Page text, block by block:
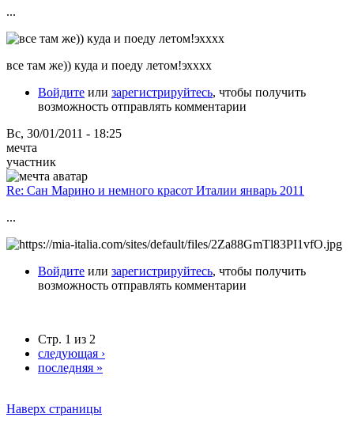
...
все там же)) куда и поеду летом!эхххх
Войдите или зарегистрируйтесь, чтобы получить
возможность отправлять комментарии
Вс, 30/01/2011 - 18:25
мечта
участник
Re: Сан Марино и немного красот Италии январь 2011
...
Войдите или зарегистрируйтесь, чтобы получить
возможность отправлять комментарии
Стр. 1 из 2
следующая ›
последняя »
Наверх страницы